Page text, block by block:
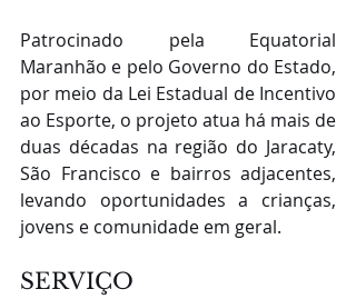
Patrocinado pela Equatorial
Maranhão e pelo Governo do Estado,
por meio da Lei Estadual de Incentivo
ao Esporte, o projeto atua há mais de
duas décadas na região do Jaracaty,
São Francisco e bairros adjacentes,
levando oportunidades a crianças,
jovens e comunidade em geral.
SERVIÇO